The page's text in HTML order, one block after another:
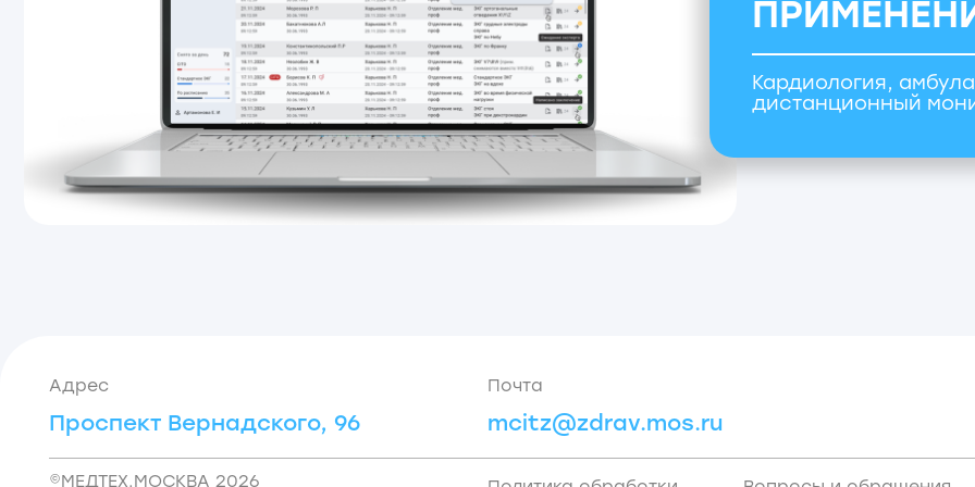
©МЕДТЕХ.МОСКВА 2026 Политика обработки
персональных данных
Карточка реквизитов
Проспект Вернадского, 96 mcitz@zdrav.mos.ru